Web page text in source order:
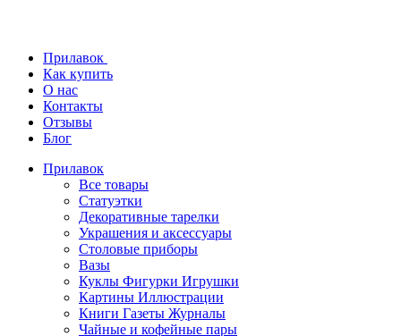
Прилавок
Как купить
О нас
Контакты
Отзывы
Блог
Прилавок
Все товары
Статуэтки
Декоративные тарелки
Украшения и аксессуары
Столовые приборы
Вазы
Куклы Фигурки Игрушки
Картины Иллюстрации
Книги Газеты Журналы
Чайные и кофейные пары